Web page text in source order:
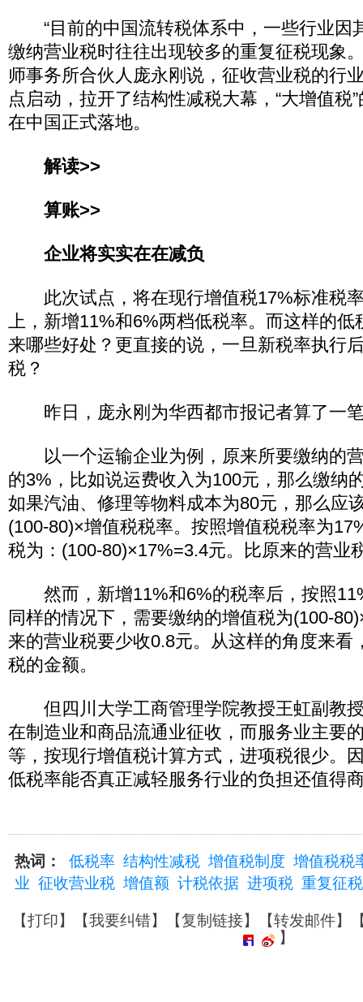
“目前的中国流转税体系中，一些行业因
缴纳营业税时往往出现较多的重复征税现象
师事务所合伙人庞永刚说，征收营业税的行
点启动，拉开了结构性减税大幕，“大增值税
在中国正式落地。
解读>>
算账>>
企业将实实在在减负
此次试点，将在现行增值税17%标准税
上，新增11%和6%两档低税率。而这样的低
来哪些好处？更直接的说，一旦新税率执行
税？
昨日，庞永刚为华西都市报记者算了一
以一个运输企业为例，原来所要缴纳的
的3%，比如说运费收入为100元，那么缴纳
如果汽油、修理等物料成本为80元，那么应
(100-80)×增值税税率。按照增值税税率为
税为：(100-80)×17%=3.4元。比原来的营业
然而，新增11%和6%的税率后，按照
同样的情况下，需要缴纳的增值税为(100-
来的营业税要少收0.8元。从这样的角度来看
税的金额。
但四川大学工商管理学院教授王虹副教
在制造业和商品流通业征收，而服务业主要
等，按现行增值税计算方式，进项税很少。
低税率能否真正减轻服务行业的负担还值得
热词： 低税率 结构性减税 增值税制度 增值税税
业 征收营业税 增值额 计税依据 进项税 重复征税
【打印】【我要纠错】【复制链接】【转发邮件】
】